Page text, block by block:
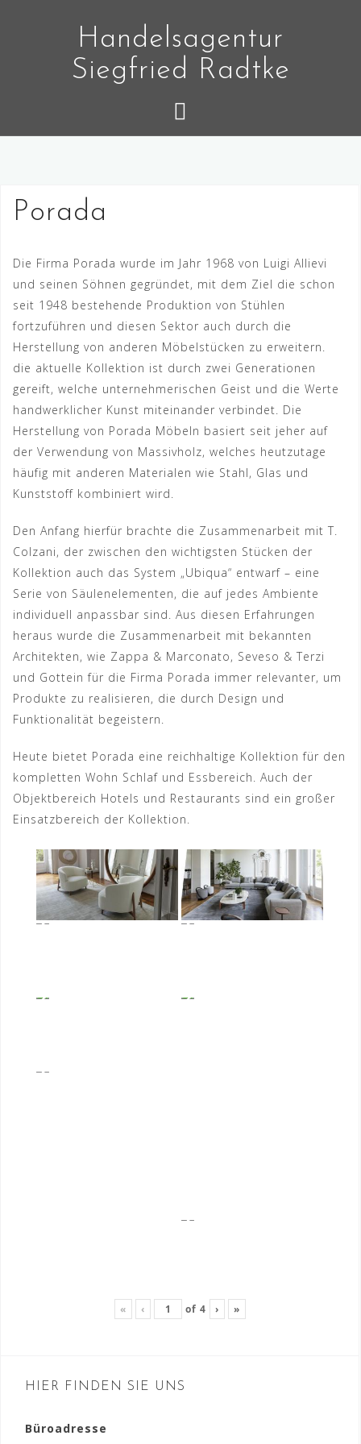
Handelsagentur
Siegfried Radtke
Porada
Die Firma Porada wurde im Jahr 1968 von Luigi Allievi
und seinen Söhnen gegründet, mit dem Ziel die schon
seit 1948 bestehende Produktion von Stühlen
fortzuführen und diesen Sektor auch durch die
Herstellung von anderen Möbelstücken zu erweitern.
die aktuelle Kollektion ist durch zwei Generationen
gereift, welche unternehmerischen Geist und die Werte
handwerklicher Kunst miteinander verbindet. Die
Herstellung von Porada Möbeln basiert seit jeher auf
der Verwendung von Massivholz, welches heutzutage
häufig mit anderen Materialen wie Stahl, Glas und
Kunststoff kombiniert wird.
Den Anfang hierfür brachte die Zusammenarbeit mit T.
Colzani, der zwischen den wichtigsten Stücken der
Kollektion auch das System „Ubiqua“ entwarf – eine
Serie von Säulenelementen, die auf jedes Ambiente
individuell anpassbar sind. Aus diesen Erfahrungen
heraus wurde die Zusammenarbeit mit bekannten
Architekten, wie Zappa & Marconato, Seveso & Terzi
und Gottein für die Firma Porada immer relevanter, um
Produkte zu realisieren, die durch Design und
Funktionalität begeistern.
Heute bietet Porada eine reichhaltige Kollektion für den
kompletten Wohn Schlaf und Essbereich. Auch der
Objektbereich Hotels und Restaurants sind ein großer
Einsatzbereich der Kollektion.
« ‹ of 4 › »
HIER FINDEN SIE UNS
Büroadresse